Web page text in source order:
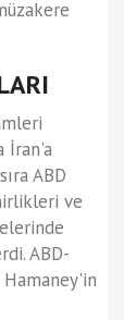
İran'a
ABD
ve
ABD-